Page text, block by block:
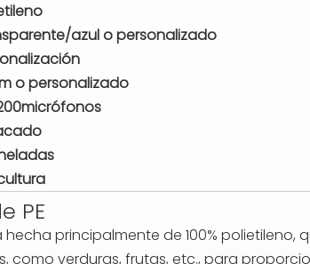
azul o personalizado
o personalizado
PE
principalmente de 100%
verduras, frutas, etc., para